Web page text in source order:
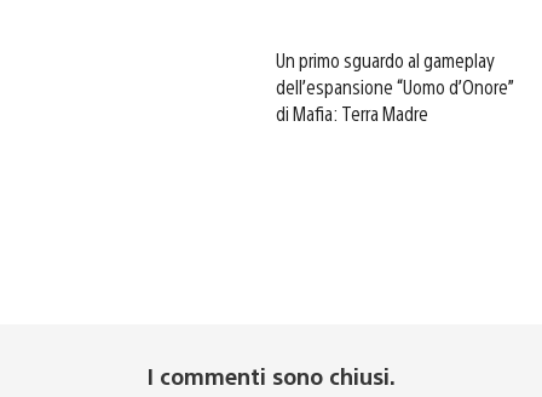
Un primo sguardo al gameplay
dell’espansione “Uomo d’Onore”
di Mafia: Terra Madre
I commenti sono chiusi.